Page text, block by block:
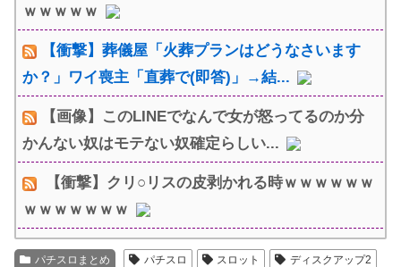
ｗｗｗｗｗ
【衝撃】葬儀屋「火葬プランはどうなさいます
か？」ワイ喪主「直葬で(即答)」→結...
【画像】このLINEでなんで女が怒ってるのか分
かんない奴はモテない奴確定らしい...
【衝撃】クリ○リスの皮剥かれる時ｗｗｗｗｗｗ
ｗｗｗｗｗｗｗ
パチスロまとめ パチスロ スロット ディスクアップ2